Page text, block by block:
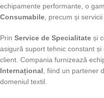
echipamente performante, o
Consumabile, precum și servicii
Prin Service de Specialitate și
asigură suport tehnic constant
client. Compania furnizează
Internațional, fiind un partener
domeniul textil.